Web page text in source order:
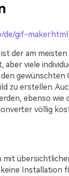
de/gif-maker.html
der am
aber viele
gewünschten
zu erstellen.
ebenso wie
völlig
mit
Installation